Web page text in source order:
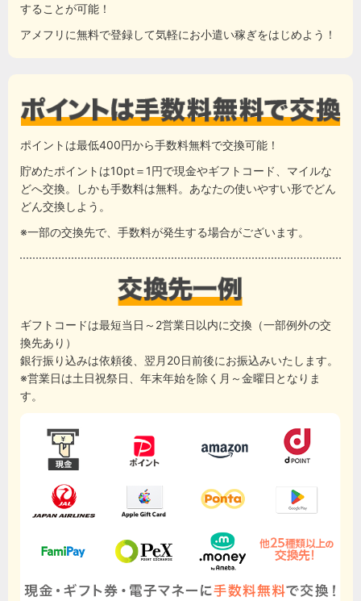
することが可能！
アメフリに無料で登録して気軽にお小遣い稼ぎをはじめよう！
ポイントは最低400円から手数料無料で交換可能！
貯めたポイントは10pt＝1円で現金やギフトコード、マイルな
どへ交換。しかも手数料は無料。あなたの使いやすい形でどん
どん交換しよう。
※一部の交換先で、手数料が発生する場合がございます。
ギフトコードは最短当日～2営業日以内に交換（一部例外の交
換先あり）
銀行振り込みは依頼後、翌月20日前後にお振込みいたします。
※営業日は土日祝祭日、年末年始を除く月～金曜日となりま
す。